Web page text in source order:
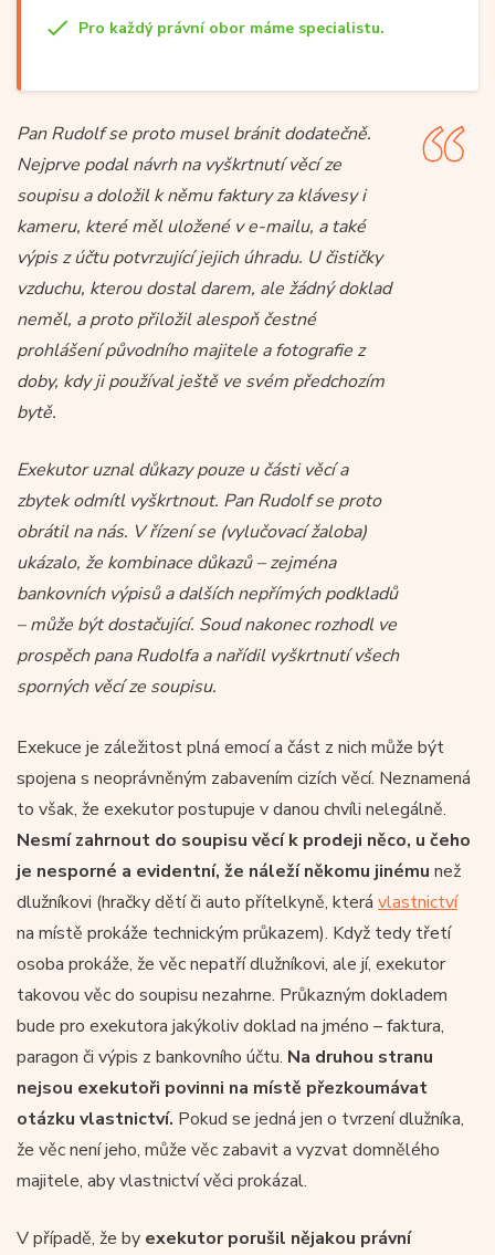
Pro každý právní obor máme specialistu.
Pan Rudolf se proto musel bránit dodatečně.
Nejprve podal návrh na vyškrtnutí věcí ze
soupisu a doložil k němu faktury za klávesy i
kameru, které měl uložené v e-mailu, a také
výpis z účtu potvrzující jejich úhradu. U čističky
vzduchu, kterou dostal darem, ale žádný doklad
neměl, a proto přiložil alespoň čestné
prohlášení původního majitele a fotografie z
doby, kdy ji používal ještě ve svém předchozím
bytě.
Exekutor uznal důkazy pouze u části věcí a
zbytek odmítl vyškrtnout. Pan Rudolf se proto
obrátil na nás. V řízení se (vylučovací žaloba)
ukázalo, že kombinace důkazů – zejména
bankovních výpisů a dalších nepřímých podkladů
– může být dostačující. Soud nakonec rozhodl ve
prospěch pana Rudolfa a nařídil vyškrtnutí všech
sporných věcí ze soupisu.
Exekuce je záležitost plná emocí a část z nich může být
spojena s neoprávněným zabavením cizích věcí. Neznamená
to však, že exekutor postupuje v danou chvíli nelegálně.
Nesmí zahrnout do soupisu věcí k prodeji něco, u čeho
je nesporné a evidentní, že náleží někomu jinému než
dlužníkovi (hračky dětí či auto přítelkyně, která vlastnictví
na místě prokáže technickým průkazem). Když tedy třetí
osoba prokáže, že věc nepatří dlužníkovi, ale jí, exekutor
takovou věc do soupisu nezahrne. Průkazným dokladem
bude pro exekutora jakýkoliv doklad na jméno – faktura,
paragon či výpis z bankovního účtu. Na druhou stranu
nejsou exekutoři povinni na místě přezkoumávat
otázku vlastnictví. Pokud se jedná jen o tvrzení dlužníka,
že věc není jeho, může věc zabavit a vyzvat domnělého
majitele, aby vlastnictví věci prokázal.
V případě, že by exekutor porušil nějakou právní